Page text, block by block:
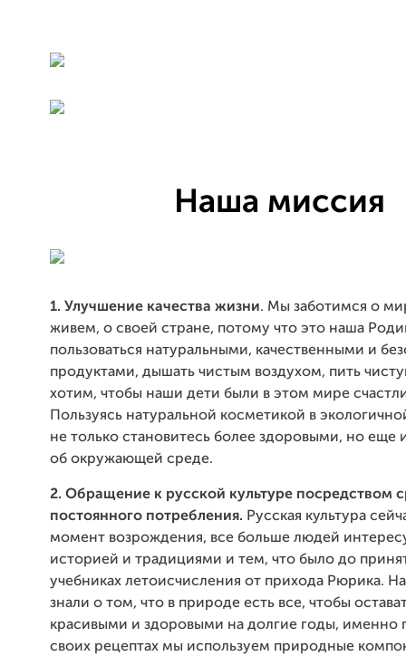
Наша миссия
1. Улучшение качества жизни. Мы заботимся о
живем, о своей стране, потому что это наша
пользоваться натуральными, качественными и
продуктами, дышать чистым воздухом, пить
хотим, чтобы наши дети были в этом мире
Пользуясь натуральной косметикой в
не только становитесь более здоровыми, но еще
об окружающей среде.
2. Обращение к русской культуре посредством
постоянного потребления. Русская культура
момент возрождения, все больше людей
историей и традициями и тем, что было до
учебниках летоисчисления от прихода Рюрика.
знали о том, что в природе есть все, чтобы
красивыми и здоровыми на долгие годы, именно
своих рецептах мы используем природные